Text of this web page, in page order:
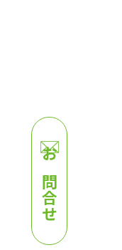
お問合せ